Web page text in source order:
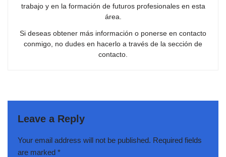
trabajo y en la formación de futuros profesionales en esta
área.
Si deseas obtener más información o ponerse en contacto
conmigo, no dudes en hacerlo a través de la sección de
contacto.
Leave a Reply
Your email address will not be published. Required fields
are marked *